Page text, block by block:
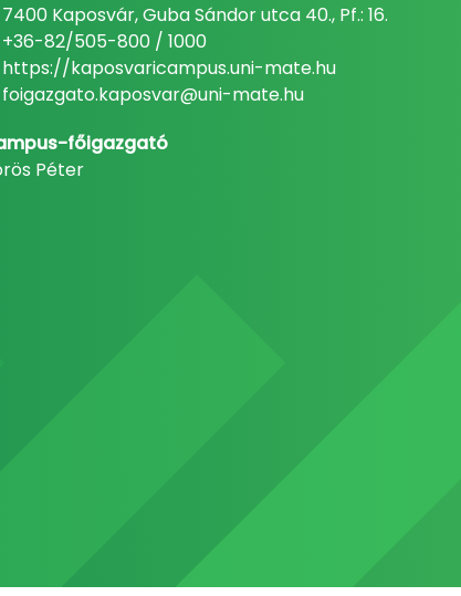
7400 Kaposvár, Guba Sándor utca 40., Pf.: 16.
+36-82/505-800 / 1000
https://kaposvaricampus.uni-mate.hu
foigazgato.kaposvar@uni-mate.hu
főigazgató
Péter